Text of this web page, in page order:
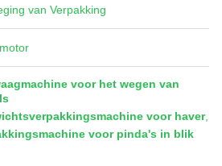
van Verpakking
voor het wegen van
voor haver,
voor pinda's in blik